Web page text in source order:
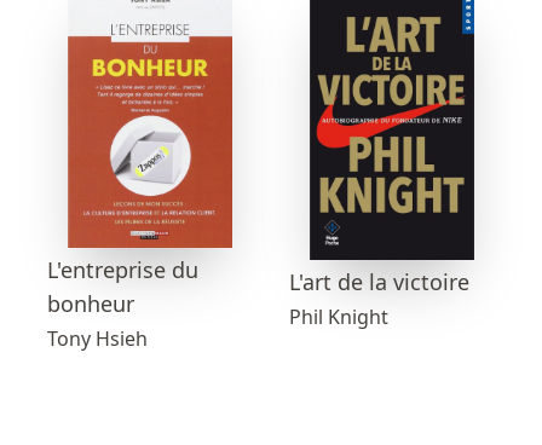
L'entreprise du
bonheur
Tony Hsieh
L'art de la victoire
Phil Knight